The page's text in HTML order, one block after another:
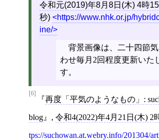
令和元(2019)年8月8日(木) 4時
秒)
https://www.nhk.or.jp/
ine/
背景画像は、二十四節
わせ毎月2回程度更新いた
す。
[6]
再度「平気のようなもの」:
blog , 令和4(2022)年4月21日(木) 2
tps://suchowan.at.webry.info/201304/